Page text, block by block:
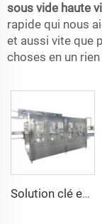
sous vide haute
rapide qui nous
et aussi vite que
choses en un
Solution clé en main pour ligne d'équipement de remplissage d'eau minérale alcaline non gazeuse de 500 ml